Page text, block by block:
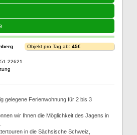
22621
Objekt pro Tag ab: 45€
gelegene Ferienwohnung für 2 bis 3
wir Ihnen die Möglichkeit des Jagens in
in die Sächsische Schweiz,